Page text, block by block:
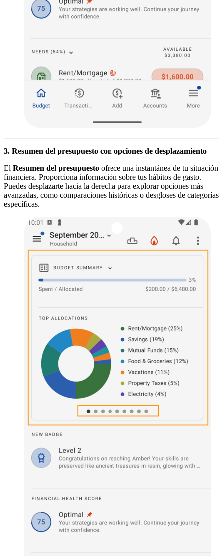
3. Resumen del presupuesto con opciones de desplazamiento
El Resumen del presupuesto ofrece una instantánea de tu situación
financiera. Proporciona información sobre tus hábitos de gasto.
Puedes desplazarte hacia la derecha para explorar opciones más
avanzadas, como comparaciones históricas o desgloses de categorías
específicas.